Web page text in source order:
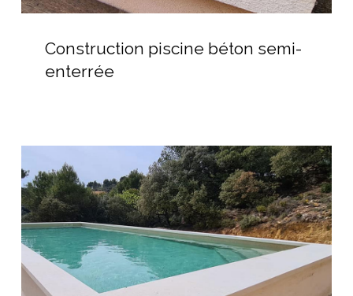
piscine
béton
semi-
Construction piscine béton semi-
enterrée
en
béton
et
aménagement
paysager